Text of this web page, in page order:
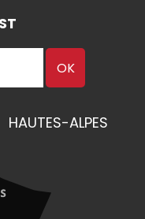
HAUTES-ALPES